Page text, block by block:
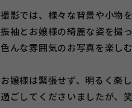
撮影では、様々な背景や小物
振袖とお嬢様の綺麗な姿を撮
色んな雰囲気のお写真を楽し
お嬢様は緊張せず、明るく楽
過ごしてくださいましたが、